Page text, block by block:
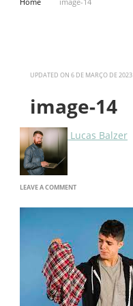
UPDATED ON 6 DE MARÇO DE 2023
image-14
Lucas Balzer
LEAVE A COMMENTON
14